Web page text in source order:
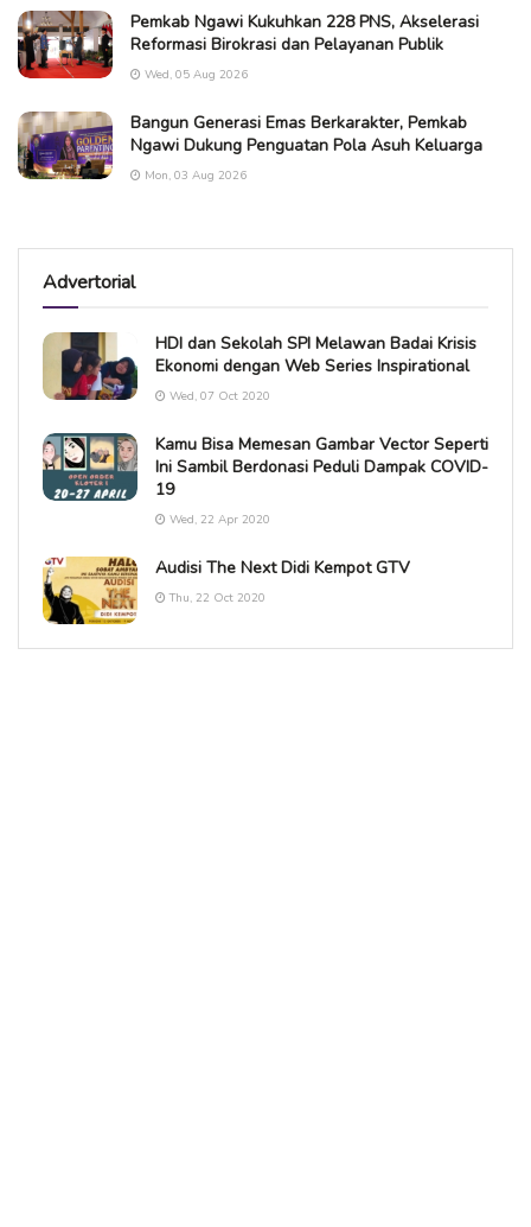
Pemkab Ngawi Kukuhkan 228 PNS, Akselerasi
Reformasi Birokrasi dan Pelayanan Publik
Wed, 05 Aug 2026
Bangun Generasi Emas Berkarakter, Pemkab
Ngawi Dukung Penguatan Pola Asuh Keluarga
Mon, 03 Aug 2026
Advertorial
HDI dan Sekolah SPI Melawan Badai Krisis
Ekonomi dengan Web Series Inspirational
Wed, 07 Oct 2020
Kamu Bisa Memesan Gambar Vector Seperti
Ini Sambil Berdonasi Peduli Dampak COVID-
19
Wed, 22 Apr 2020
Audisi The Next Didi Kempot GTV
Thu, 22 Oct 2020